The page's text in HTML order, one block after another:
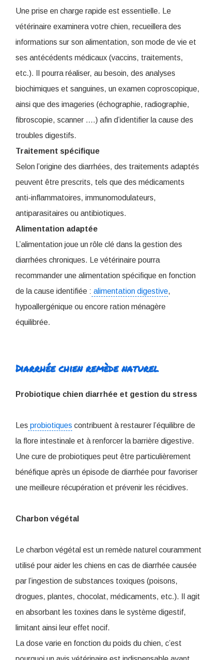
Une prise en charge rapide est essentielle. Le
vétérinaire examinera votre chien, recueillera des
informations sur son alimentation, son mode de vie et
ses antécédents médicaux (vaccins, traitements,
etc.). Il pourra réaliser, au besoin, des analyses
biochimiques et sanguines, un examen coproscopique,
ainsi que des imageries (échographie, radiographie,
fibroscopie, scanner ….) afin d’identifier la cause des
troubles digestifs.
Traitement spécifique
Selon l’origine des diarrhées, des traitements adaptés
peuvent être prescrits, tels que des médicaments
anti-inflammatoires, immunomodulateurs,
antiparasitaires ou antibiotiques.
Alimentation adaptée
L’alimentation joue un rôle clé dans la gestion des
diarrhées chroniques. Le vétérinaire pourra
recommander une alimentation spécifique en fonction
de la cause identifiée : alimentation digestive,
hypoallergénique ou encore ration ménagère
équilibrée.
Diarrhée chien remède naturel
Probiotique chien diarrhée et gestion du stress
Les probiotiques contribuent à restaurer l’équilibre de
la flore intestinale et à renforcer la barrière digestive.
Une cure de probiotiques peut être particulièrement
bénéfique après un épisode de diarrhée pour favoriser
une meilleure récupération et prévenir les récidives.
Charbon végétal
Le charbon végétal est un remède naturel couramment
utilisé pour aider les chiens en cas de diarrhée causée
par l’ingestion de substances toxiques (poisons,
drogues, plantes, chocolat, médicaments, etc.). Il agit
en absorbant les toxines dans le système digestif,
limitant ainsi leur effet nocif.
La dose varie en fonction du poids du chien, c’est